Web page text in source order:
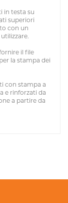
in testa su
superiori
con un
il file
la stampa dei
con stampa a
e rinforzati da
a partire da